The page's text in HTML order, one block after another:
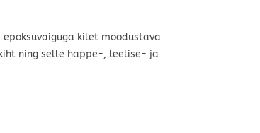
kilet moodustava
ning selle happe-, leelise- ja